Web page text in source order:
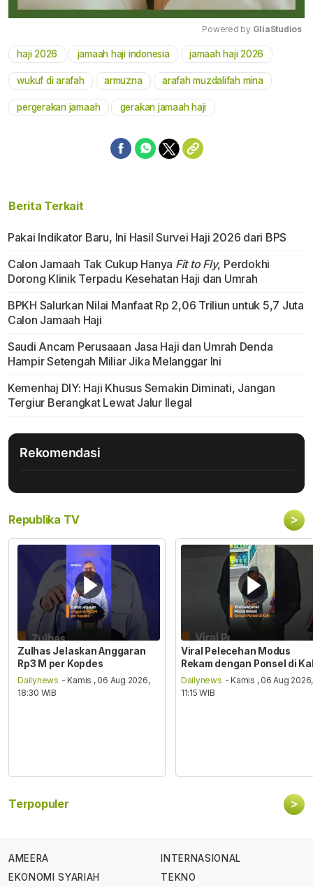
Mute
Powered by GliaStudios
haji 2026 jamaah haji indonesia jamaah haji 2026
wukuf di arafah armuzna arafah muzdalifah mina
pergerakan jamaah gerakan jamaah haji
Berita Terkait
Pakai Indikator Baru, Ini Hasil Survei Haji 2026 dari BPS
Calon Jamaah Tak Cukup Hanya Fit to Fly, Perdokhi
Dorong Klinik Terpadu Kesehatan Haji dan Umrah
BPKH Salurkan Nilai Manfaat Rp 2,06 Triliun untuk 5,7 Juta
Calon Jamaah Haji
Saudi Ancam Perusaaan Jasa Haji dan Umrah Denda
Hampir Setengah Miliar Jika Melanggar Ini
Kemenhaj DIY: Haji Khusus Semakin Diminati, Jangan
Tergiur Berangkat Lewat Jalur Ilegal
Rekomendasi
Republika TV >
Zulhas Jelaskan Anggaran
Rp3 M per Kopdes
Dailynews - Kamis , 06 Aug 2026,
18:30 WIB
Viral Pelecehan Modus
Rekam dengan Ponsel di
Dailynews - Kamis , 06 Aug 2026,
11:15 WIB
Terpopuler >
AMEERA
EKONOMI SYARIAH
INTERNASIONAL
TEKNO